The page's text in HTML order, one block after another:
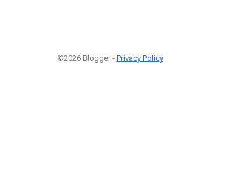
©2026 Blogger - Privacy Policy